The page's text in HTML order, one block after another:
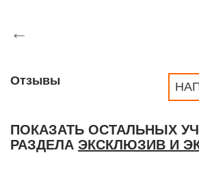
←
Отзывы
ПОКАЗАТЬ ОСТАЛЬНЫХ
РАЗДЕЛА ЭКСКЛЮЗИВ И